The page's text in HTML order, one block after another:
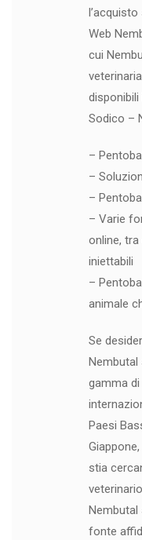
Web
cui
Sodico –
–
–
–
– Varie
online,
iniettabili
–
animale
Se
Nembutal
gamma
Paesi
stia
Nembutal
fonte